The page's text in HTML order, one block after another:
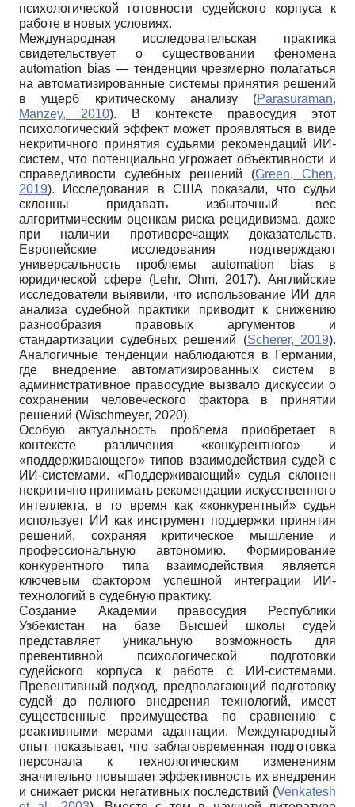
психологической готовности судейского корпуса к
работе в новых условиях.
Международная исследовательская практика
свидетельствует о существовании феномена
automation bias — тенденции чрезмерно полагаться
на автоматизированные системы принятия решений
в ущерб критическому анализу (Parasuraman,
Manzey, 2010). В контексте правосудия этот
психологический эффект может проявляться в виде
некритичного принятия судьями рекомендаций ИИ-
систем, что потенциально угрожает объективности и
справедливости судебных решений (Green, Chen,
2019). Исследования в США показали, что судьи
склонны придавать избыточный вес
алгоритмическим оценкам риска рецидивизма, даже
при наличии противоречащих доказательств.
Европейские исследования подтверждают
универсальность проблемы automation bias в
юридической сфере (Lehr, Ohm, 2017). Английские
исследователи выявили, что использование ИИ для
анализа судебной практики приводит к снижению
разнообразия правовых аргументов и
стандартизации судебных решений (Scherer, 2019).
Аналогичные тенденции наблюдаются в Германии,
где внедрение автоматизированных систем в
административное правосудие вызвало дискуссии о
сохранении человеческого фактора в принятии
решений (Wischmeyer, 2020).
Особую актуальность проблема приобретает в
контексте различения «конкурентного» и
«поддерживающего» типов взаимодействия судей с
ИИ-системами. «Поддерживающий» судья склонен
некритично принимать рекомендации искусственного
интеллекта, в то время как «конкурентный» судья
использует ИИ как инструмент поддержки принятия
решений, сохраняя критическое мышление и
профессиональную автономию. Формирование
конкурентного типа взаимодействия является
ключевым фактором успешной интеграции ИИ-
технологий в судебную практику.
Создание Академии правосудия Республики
Узбекистан на базе Высшей школы судей
представляет уникальную возможность для
превентивной психологической подготовки
судейского корпуса к работе с ИИ-системами.
Превентивный подход, предполагающий подготовку
судей до полного внедрения технологий, имеет
существенные преимущества по сравнению с
реактивными мерами адаптации. Международный
опыт показывает, что заблаговременная подготовка
персонала к технологическим изменениям
значительно повышает эффективность их внедрения
и снижает риски негативных последствий (Venkatesh